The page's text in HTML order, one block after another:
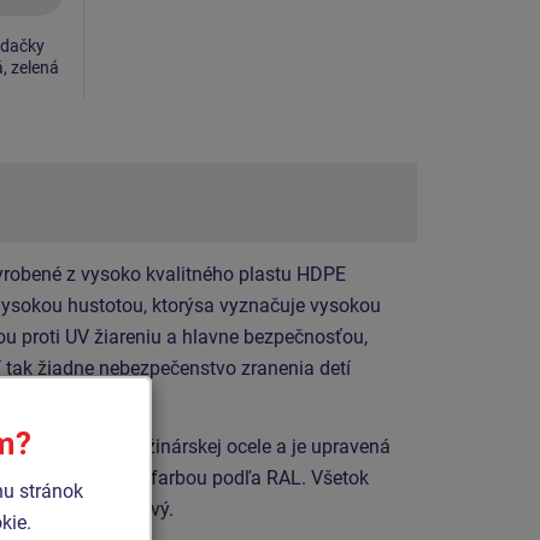
zelená
z vysoko kvalitného plastu HDPE
hustotou, ktorýsa vyznačuje vysokou
proti UV žiareniu a hlavne bezpečnosťou,
žiadne nebezpečenstvo zranenia detí
špeciálnej pružinárskej ocele a je upravená
vypaľovacou farbou podľa RAL. Všetok
alebo nerezový.
stránok